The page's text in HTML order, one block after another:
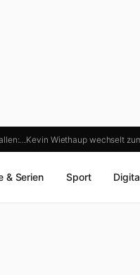
Kevin Wiethaup wechselt
& Serien Sport